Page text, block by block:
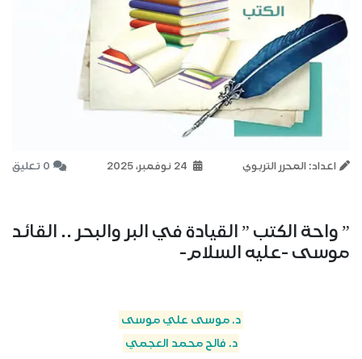
اعداد: المحرر التربوي 0 تعليق
” واحة الكتب ” القيادة في البر والبحر .. القائد
موسى -عليه السلام-
د. موسى علي موسى
د. فالح محمد العجمي